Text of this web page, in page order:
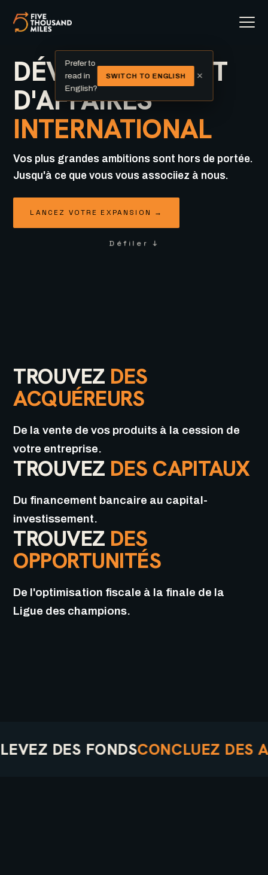
DÉVELOPPEMENT
D'AFFAIRES
INTERNATIONAL
Vos plus grandes ambitions sont hors de portée.
Jusqu'à ce que vous vous associiez à nous.
LANCEZ VOTRE EXPANSION →
Défiler ↓
TROUVEZ DES
ACQUÉREURS
De la vente de vos produits à la cession de
votre entreprise.
TROUVEZ DES CAPITAUX
Du financement bancaire au capital-
investissement.
TROUVEZ DES
OPPORTUNITÉS
De l'optimisation fiscale à la finale de la
Ligue des champions.
DES FONDSCONCLUEZ DES
Prefer to
read in
English?
SWITCH TO ENGLISH ×